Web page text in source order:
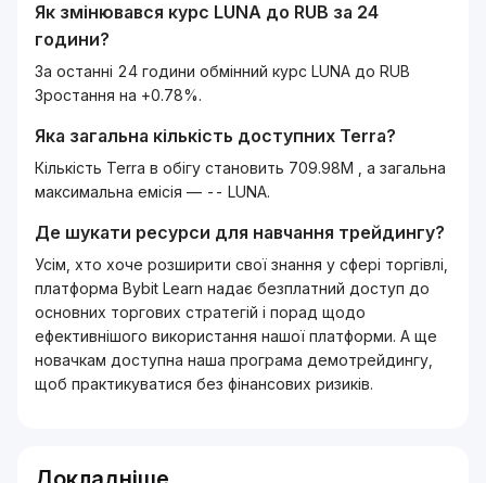
Як змінювався курс LUNA до RUB за 24
години?
За останні 24 години обмінний курс LUNA до RUB
Зростання на +0.78%.
Яка загальна кількість доступних Terra?
Кількість Terra в обігу становить 709.98M , а загальна
максимальна емісія — -- LUNA.
Де шукати ресурси для навчання трейдингу?
Усім, хто хоче розширити свої знання у сфері торгівлі,
платформа Bybit Learn надає безплатний доступ до
основних торгових стратегій і порад щодо
ефективнішого використання нашої платформи. А ще
новачкам доступна наша програма демотрейдингу,
щоб практикуватися без фінансових ризиків.